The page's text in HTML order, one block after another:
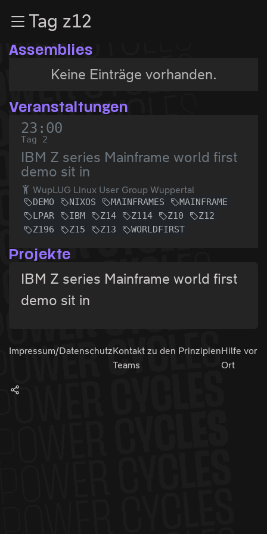
Zum InhaltTag z12
Assemblies
Keine Einträge vorhanden.
Veranstaltungen
23:00
Tag 2
IBM Z series Mainframe world first
demo sit in
WupLUG Linux User Group Wuppertal
DEMO NIXOS MAINFRAMES
MAINFRAME
LPAR
IBM Z14 Z114 Z10
Z12
Z196
Z15 Z13 WORLDFIRST
Projekte
IBM Z series Mainframe world first
demo sit in
Impressum/DatenschutzKontakt zu den
Teams
PrinzipienHilfe vor
Ort